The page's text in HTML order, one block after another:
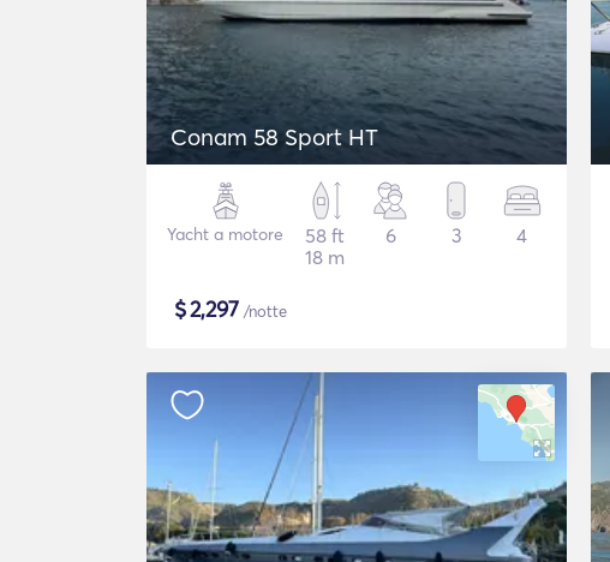
Conam 58 Sport HT
Yacht a motore
58 ft
18 m
6 3 4
$2,297 /notte